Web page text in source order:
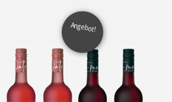
Angebot!